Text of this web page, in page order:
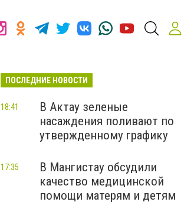
ПОСЛЕДНИЕ НОВОСТИ
В Актау зеленые
насаждения поливают по
утвержденному графику
18:41
В Мангистау обсудили
качество медицинской
помощи матерям и детям
17:35